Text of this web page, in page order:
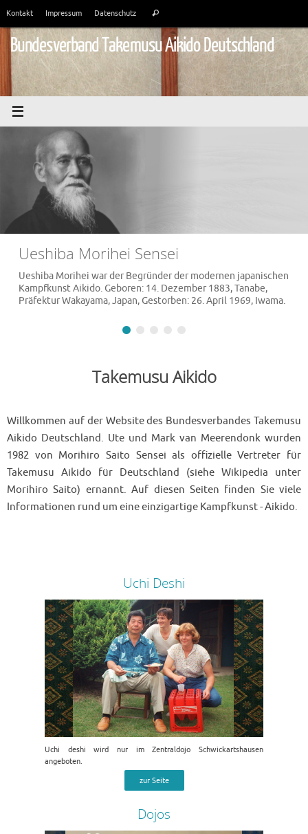
springen
Kontakt Impressum Datenschutz Suchen
Bundesverband Takemusu Aikido Deutschland
Ueshiba Morihei Sensei
Ueshiba Morihei war der Begründer der modernen japanischen
Kampfkunst Aikido. Geboren: 14. Dezember 1883, Tanabe,
Präfektur Wakayama, Japan, Gestorben: 26. April 1969, Iwama.
Takemusu Aikido
Willkommen auf der Website des Bundesverbandes Takemusu
Aikido Deutschland. Ute und Mark van Meerendonk wurden
1982 von Morihiro Saito Sensei als offizielle Vertreter für
Takemusu Aikido für Deutschland (siehe Wikipedia unter
Morihiro Saito) ernannt. Auf diesen Seiten finden Sie viele
Informationen rund um eine einzigartige Kampfkunst - Aikido.
Uchi Deshi
Uchi deshi wird nur im Zentraldojo Schwickartshausen
angeboten.
zur Seite
Dojos